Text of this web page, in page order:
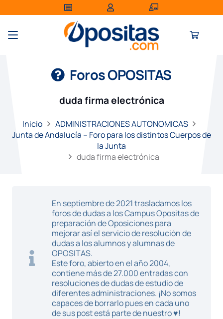
Foros OPOSITAS
duda firma electrónica
Inicio
ADMINISTRACIONES AUTONOMICAS
Junta de Andalucía – Foro para los distintos Cuerpos de
la Junta
duda firma electrónica
En septiembre de 2021 trasladamos los
foros de dudas a los Campus Opositas de
preparación de Oposiciones para
mejorar así el servicio de resolución de
dudas a los alumnos y alumnas de
OPOSITAS.
Este foro, abierto en el año 2004,
contiene más de 27.000 entradas con
resoluciones de dudas de estudio de
diferentes administraciones. ¡No somos
capaces de borrarlo pues en cada uno
de sus post está parte de nuestro ♥!